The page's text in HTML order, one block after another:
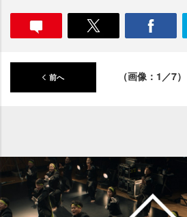
前へ （画像：1／7）